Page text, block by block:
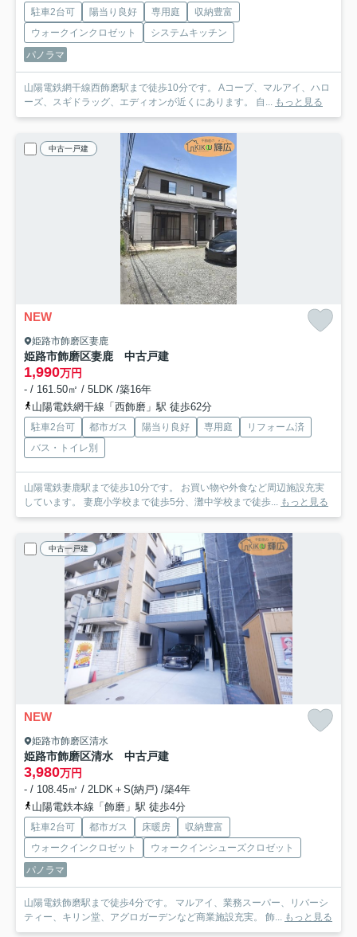
駐車2台可 陽当り良好 専用庭
収納豊富
ウォークインクロゼット
システムキッチン
パノラマ
山陽電鉄網干線西飾磨駅まで徒歩10分です。 Aコープ、マルアイ、ハロ
ーズ、スギドラッグ、エディオンが近くにあります。 自... もっと見る
中古一戸建
NEW
姫路市飾磨区妻鹿
姫路市飾磨区妻鹿 中古戸建
1,990万円
- / 161.50㎡ / 5LDK /築16年
山陽電鉄網干線「西飾磨」駅 徒歩62分
駐車2台可 都市ガス 陽当り良好 専用庭
リフォーム済
バス・トイレ別
山陽電鉄妻鹿駅まで徒歩10分です。 お買い物や外食など周辺施設充実
しています。 妻鹿小学校まで徒歩5分、灘中学校まで徒歩... もっと見る
中古一戸建
NEW
姫路市飾磨区清水
姫路市飾磨区清水 中古戸建
3,980万円
- / 108.45㎡ / 2LDK＋S(納戸) /築4年
山陽電鉄本線「飾磨」駅 徒歩4分
駐車2台可 都市ガス 床暖房
収納豊富
ウォークインクロゼット
ウォークインシューズクロゼット
パノラマ
山陽電鉄飾磨駅まで徒歩4分です。 マルアイ、業務スーパー、リバーシ
ティー、キリン堂、アグロガーデンなど商業施設充実。 飾... もっと見る